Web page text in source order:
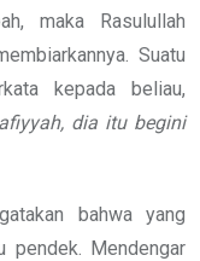
maka Rasulullah
Suatu
kepada beliau,
dia itu begini
bahwa yang
pendek. Mendengar